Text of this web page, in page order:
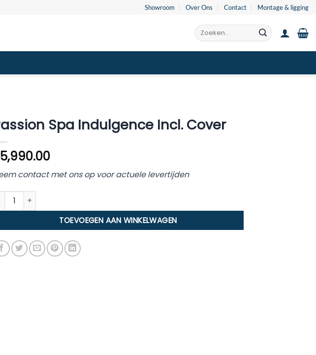
Showroom Over Ons Contact Montage & ligging
Zoeken
naar:
Spa Indulgence Incl. Cover
5,990.00
contact met ons op voor actuele levertijden
Spa Indulgence Incl. Cover aantal
TOEVOEGEN AAN WINKELWAGEN